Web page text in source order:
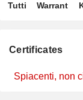
Tutti Warrant
Certificates
Spiacenti, non